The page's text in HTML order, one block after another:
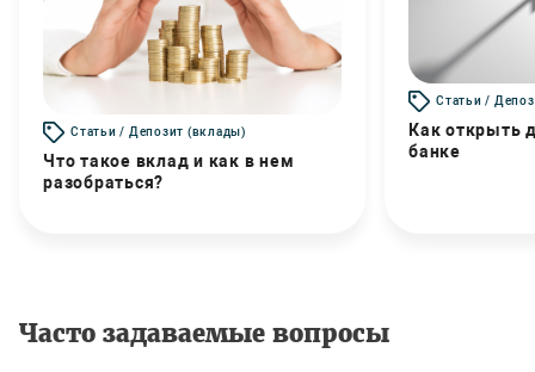
Статьи / Депозит (вклады)
Что такое вклад и как в нем
разобраться?
Статьи /
Как открыть
банке
Часто задаваемые вопросы